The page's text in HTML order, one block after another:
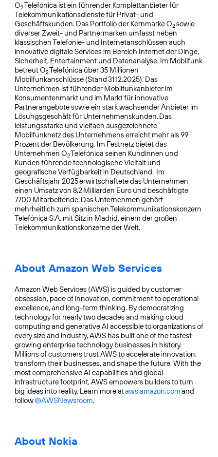
O2Telefónica ist ein führender Komplettanbieter für
Telekommunikationsdienste für Privat- und
Geschäftskunden. Das Portfolio der Kernmarke O2sowie
diverser Zweit- und Partnermarken umfasst neben
klassischen Telefonie- und Internetanschlüssen auch
innovative digitale Services im Bereich Internet der Dinge,
Sicherheit, Entertainment und Datenanalyse. Im Mobilfunk
betreut O2Telefónica über 35 Millionen
Mobilfunkanschlüsse (Stand 31.12.2025). Das
Unternehmen ist führender Mobilfunkanbieter im
Konsumentenmarkt und im Markt für innovative
Partnerangebote sowie ein stark wachsender Anbieter im
Lösungsgeschäft für Unternehmenskunden. Das
leistungsstarke und vielfach ausgezeichnete
Mobilfunknetz des Unternehmens erreicht mehr als 99
Prozent der Bevölkerung. Im Festnetz bietet das
Unternehmen O2Telefónica seinen Kundinnen und
Kunden führende technologische Vielfalt und
geografische Verfügbarkeit in Deutschland. Im
Geschäftsjahr 2025 erwirtschaftete das Unternehmen
einen Umsatz von 8,2 Milliarden Euro und beschäftigte
7700 Mitarbeitende. Das Unternehmen gehört
mehrheitlich zum spanischen Telekommunikationskonzern
Telefónica S.A. mit Sitz in Madrid, einem der großen
Telekommunikationskonzerne der Welt.
About Amazon Web Services
Amazon Web Services (AWS) is guided by customer
obsession, pace of innovation, commitment to operational
excellence, and long-term thinking. By democratizing
technology for nearly two decades and making cloud
computing and generative AI accessible to organizations of
every size and industry, AWS has built one of the fastest-
growing enterprise technology businesses in history.
Millions of customers trust AWS to accelerate innovation,
transform their businesses, and shape the future. With the
most comprehensive AI capabilities and global
infrastructure footprint, AWS empowers builders to turn
big ideas into reality. Learn more ataws.amazon.comand
follow@AWSNewsroom.
About Nokia